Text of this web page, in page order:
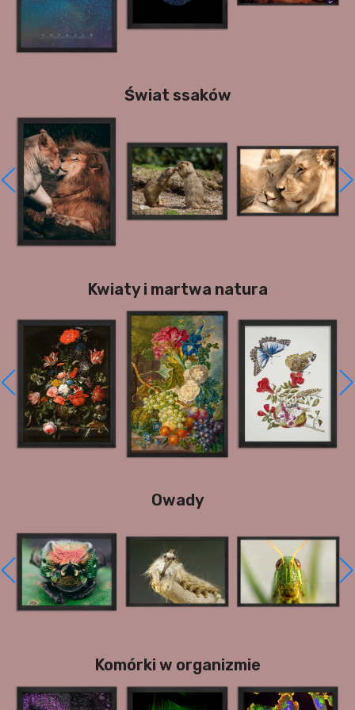
Świat ssaków
Kwiaty i martwa natura
Owady
Komórki w organizmie